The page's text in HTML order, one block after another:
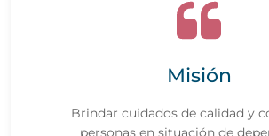
Misión
Brindar cuidados de calidad y
personas en situación de